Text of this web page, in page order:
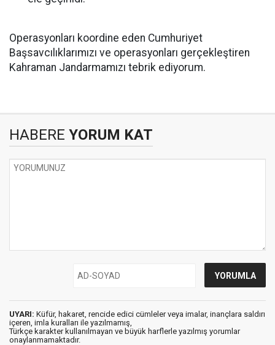
Operasyonları koordine eden Cumhuriyet
Başsavcılıklarımızı ve operasyonları gerçekleştiren
Kahraman Jandarmamızı tebrik ediyorum.
HABERE YORUM KAT
UYARI: Küfür, hakaret, rencide edici cümleler veya imalar, inançlara saldırı
içeren, imla kuralları ile yazılmamış,
Türkçe karakter kullanılmayan ve büyük harflerle yazılmış yorumlar
onaylanmamaktadır.